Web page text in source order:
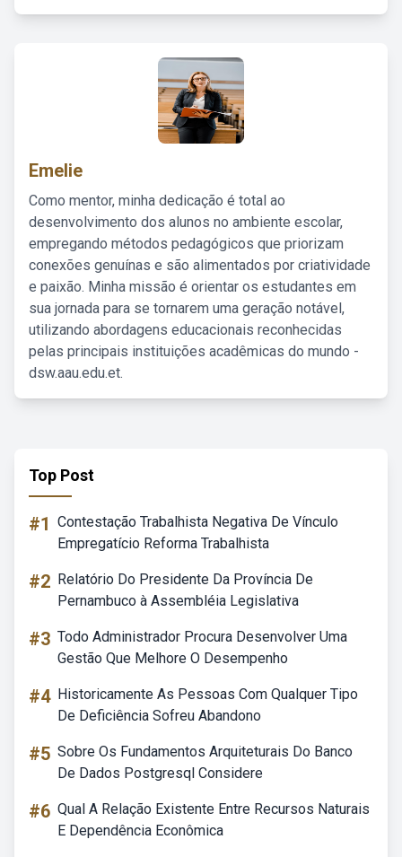
Emelie
Como mentor, minha dedicação é total ao
desenvolvimento dos alunos no ambiente escolar,
empregando métodos pedagógicos que priorizam
conexões genuínas e são alimentados por criatividade
e paixão. Minha missão é orientar os estudantes em
sua jornada para se tornarem uma geração notável,
utilizando abordagens educacionais reconhecidas
pelas principais instituições acadêmicas do mundo -
dsw.aau.edu.et.
Top Post
#1 Contestação Trabalhista Negativa De Vínculo
Empregatício Reforma Trabalhista
#2 Relatório Do Presidente Da Província De
Pernambuco à Assembléia Legislativa
#3 Todo Administrador Procura Desenvolver Uma
Gestão Que Melhore O Desempenho
#4 Historicamente As Pessoas Com Qualquer Tipo
De Deficiência Sofreu Abandono
#5 Sobre Os Fundamentos Arquiteturais Do Banco
De Dados Postgresql Considere
#6 Qual A Relação Existente Entre Recursos Naturais
E Dependência Econômica